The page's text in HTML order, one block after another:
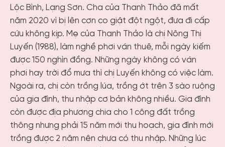
Lộc Bình, Lạng Sơn. Cha của Thanh Thảo đã mất
năm 2020 vì bị lên cơn co giật đột ngột, đưa đi cấp
cứu không kịp. Mẹ của Thanh Thảo là chị Nông Thị
Luyến (1988), làm nghề phơi ván thuê, mỗi ngày kiếm
được 150 nghìn đồng. Những ngày không có ván
phơi hay trời đổ mưa thì chị Luyến không có việc làm.
Ngoài ra, chị còn trồng lúa, trồng ớt trên 3 sào ruộng
của gia đình, thu nhập cơ bản không nhiều. Gia đình
còn được địa phương chia cho 1 công đất trồng
thông nhưng phải 15 năm mới thu hoạch, gia đình mới
trồng được 2 năm nên chưa có thu nhập. Những lúc